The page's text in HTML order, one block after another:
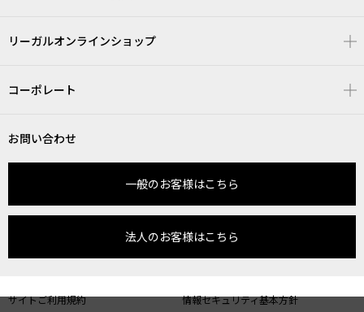
リーガルオンラインショップ
コーポレート
お問い合わせ
一般のお客様はこちら
法人のお客様はこちら
サイトご利用規約 情報セキュリティ基本方針